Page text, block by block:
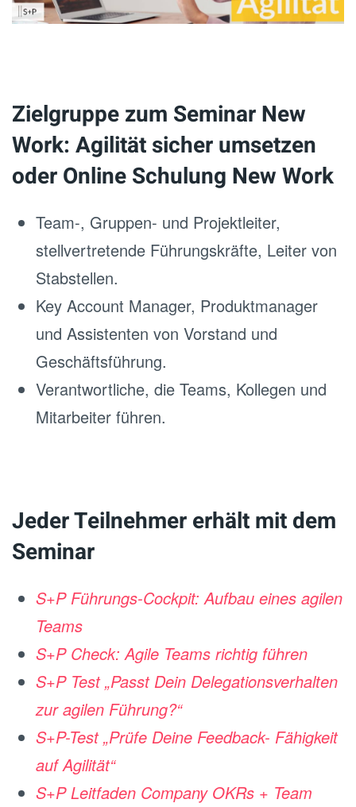
Zielgruppe zum Seminar New
Work: Agilität sicher umsetzen
oder Online Schulung New Work
Team-, Gruppen- und Projektleiter,
stellvertretende Führungskräfte, Leiter von
Stabstellen.
Key Account Manager, Produktmanager
und Assistenten von Vorstand und
Geschäftsführung.
Verantwortliche, die Teams, Kollegen und
Mitarbeiter führen.
Jeder Teilnehmer erhält mit dem
Seminar
S+P Führungs-Cockpit: Aufbau eines agilen
Teams
S+P Check: Agile Teams richtig führen
S+P Test „Passt Dein Delegationsverhalten
zur agilen Führung?“
S+P-Test „Prüfe Deine Feedback- Fähigkeit
auf Agilität“
S+P Leitfaden Company OKRs + Team